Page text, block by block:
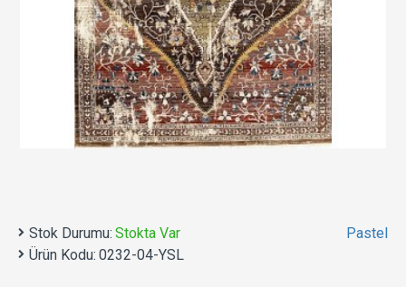
Stok Durumu: Stokta Var
Ürün Kodu: 0232-04-YSL
Pastel